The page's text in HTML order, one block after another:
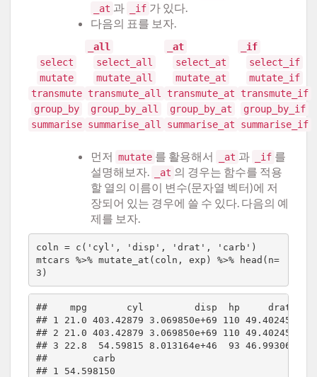
_at 과 _if 가 있다.
다음의 표를 보자.
_all _at
_if
select
select_all select_at
select_if
mutate
mutate_all mutate_at
mutate_if
transmute transmute_all transmute_at
transmute_if
group_by
group_by_all group_by_at
group_by_if
summarise summarise_all summarise_at summarise_if
먼저 mutate 를 활용해서 _at 과 _if 를
설명해보자.
_at 의 경우는 함수를 적용
할 열의 이름이 변수(문자열 벡터)에 저
장되어 있는 경우에 쓸 수 있다. 다음의 예
제를 보자.
coln = c('cyl', 'disp', 'drat', 'carb')
mtcars %>% mutate_at(coln, exp) %>% head(n=
##    mpg       cyl         disp  hp     drat    wt
## 1 21.0 403.42879 3.069850e+69 110 49.40245
## 2 21.0 403.42879 3.069850e+69 110 49.40245
## 3 22.8  54.59815 8.013164e+46  93 46.99306
##        carb
## 1 54.598150